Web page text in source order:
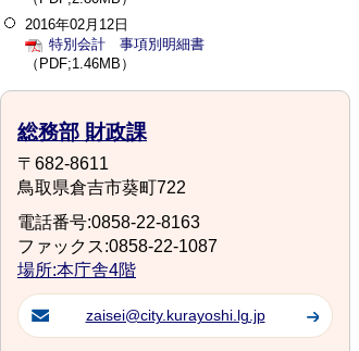
2016年02月12日
特別会計 事項別明細書
（PDF;1.46MB）
総務部 財政課
〒682-8611
鳥取県倉吉市葵町722
電話番号:0858-22-8163
ファックス:0858-22-1087
場所:本庁舎4階
zaisei@city.kurayoshi.lg.jp